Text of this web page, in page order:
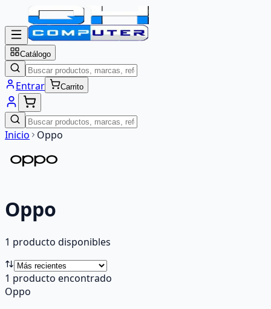
Catálogo
Entrar Carrito
Inicio Oppo
Oppo
1 producto disponibles
1 producto encontrado
Oppo